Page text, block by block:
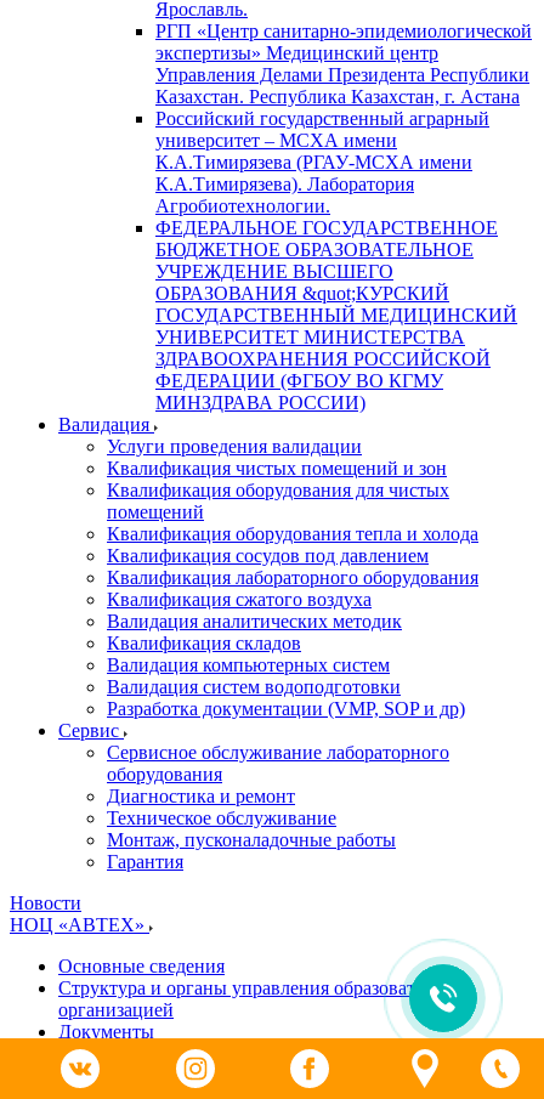
Ярославль.
РГП «Центр санитарно-эпидемиологической
экспертизы» Медицинский центр
Управления Делами Президента Республики
Казахстан. Республика Казахстан, г. Астана
Российский государственный аграрный
университет – МСХА имени
К.А.Тимирязева (РГАУ-МСХА имени
К.А.Тимирязева). Лаборатория
Агробиотехнологии.
ФЕДЕРАЛЬНОЕ ГОСУДАРСТВЕННОЕ
БЮДЖЕТНОЕ ОБРАЗОВАТЕЛЬНОЕ
УЧРЕЖДЕНИЕ ВЫСШЕГО
ОБРАЗОВАНИЯ &quot;КУРСКИЙ
ГОСУДАРСТВЕННЫЙ МЕДИЦИНСКИЙ
УНИВЕРСИТЕТ МИНИСТЕРСТВА
ЗДРАВООХРАНЕНИЯ РОССИЙСКОЙ
ФЕДЕРАЦИИ (ФГБОУ ВО КГМУ
МИНЗДРАВА РОССИИ)
Валидация
Услуги проведения валидации
Квалификация чистых помещений и зон
Квалификация оборудования для чистых
помещений
Квалификация оборудования тепла и холода
Квалификация сосудов под давлением
Квалификация лабораторного оборудования
Квалификация сжатого воздуха
Валидация аналитических методик
Квалификация складов
Валидация компьютерных систем
Валидация систем водоподготовки
Разработка документации (VMP, SOP и др)
Cервис
Сервисное обслуживание лабораторного
оборудования
Диагностика и ремонт
Техническое обслуживание
Монтаж, пусконаладочные работы
Гарантия
Новости
НОЦ «АВТЕХ»
Основные сведения
Структура и органы управления образовательной
организацией
Документы
Образование
Руководство. Педагогический (научно-педагогический)